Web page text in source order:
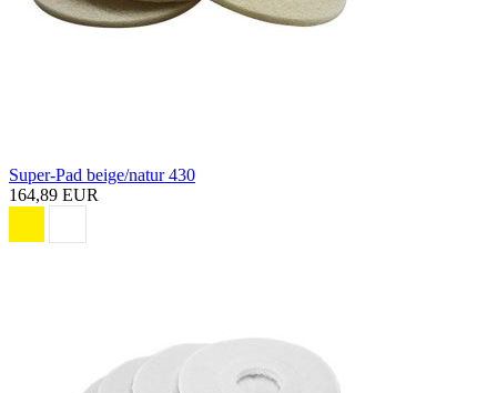
Super-Pad beige/natur 430
164,89 EUR